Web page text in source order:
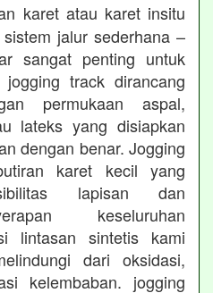
karet atau karet insitu
jalur sederhana –
sangat penting untuk
track dirancang
permukaan aspal,
lateks yang disiapkan
dengan benar. Jogging
karet kecil yang
lapisan dan
keseluruhan
lintasan sintetis kami
dari oksidasi,
kelembaban. jogging